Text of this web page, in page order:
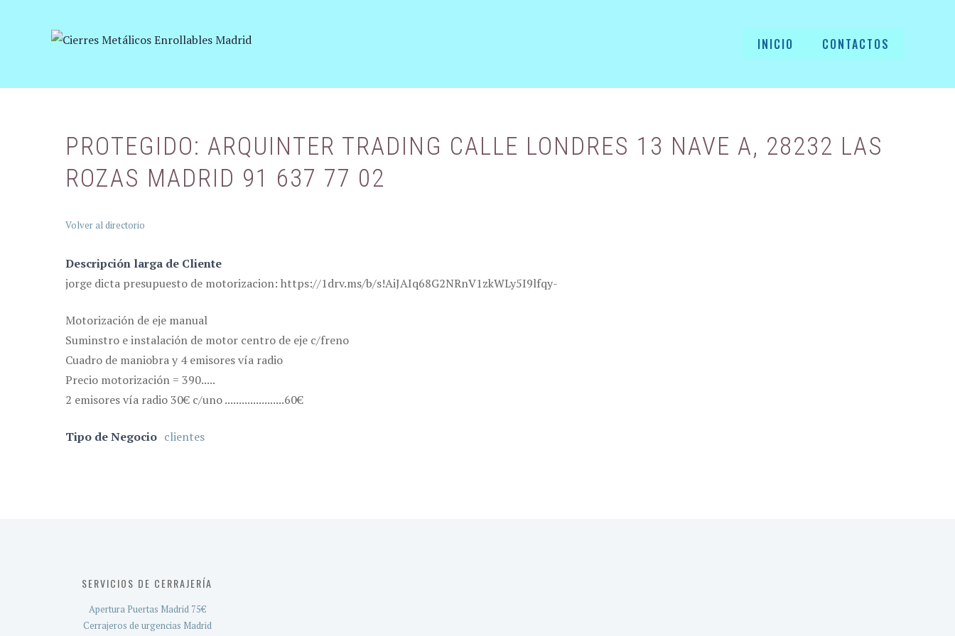
INICIO CONTACTOS
PROTEGIDO: ARQUINTER TRADING CALLE LONDRES 13 NAVE A, 28232 LAS
ROZAS MADRID 91 637 77 02
Volver al directorio
Descripción larga de Cliente
jorge dicta presupuesto de motorizacion: https://1drv.ms/b/s!AiJAIq68G2NRnV1zkWLy5I9lfqy-
Motorización de eje manual
Suminstro e instalación de motor centro de eje c/freno
Cuadro de maniobra y 4 emisores vía radio
Precio motorización = 390.....
2 emisores vía radio 30€ c/uno .....................60€
Tipo de Negocio clientes
SERVICIOS DE CERRAJERÍA
Apertura Puertas Madrid 75€
Cerrajeros de urgencias Madrid